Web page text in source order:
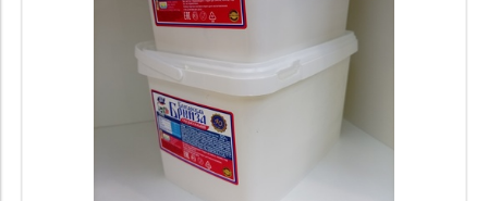
Вес нетто (гр)
Вес упаковки (кг)
Срок годности
Производитель